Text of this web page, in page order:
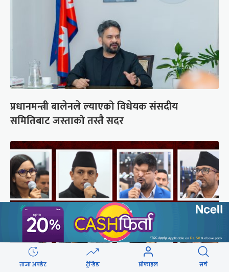
प्रधानमन्त्री बालेनले ल्याएको विधेयक संसदीय
समितिबाट जस्ताको तस्तै सदर
ताजा अपडेट ट्रेन्डिङ प्रोफाइल सर्च